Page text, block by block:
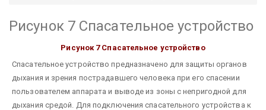
Рисунок 7 Спасательное устройство
Рисунок 7 Спасательное устройство
Спасательное устройство предназначено для защиты органов
дыхания и зрения пострадавшего человека при его спасении
пользователем аппарата и выводе из зоны с непригодной для
дыхания средой.
Для подключения спасательного устройства к